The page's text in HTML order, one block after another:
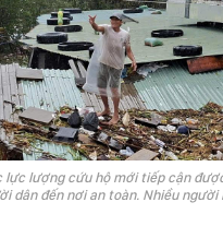
lực lượng cứu hộ mới tiếp cận
dân đến nơi an toàn. Nhiều